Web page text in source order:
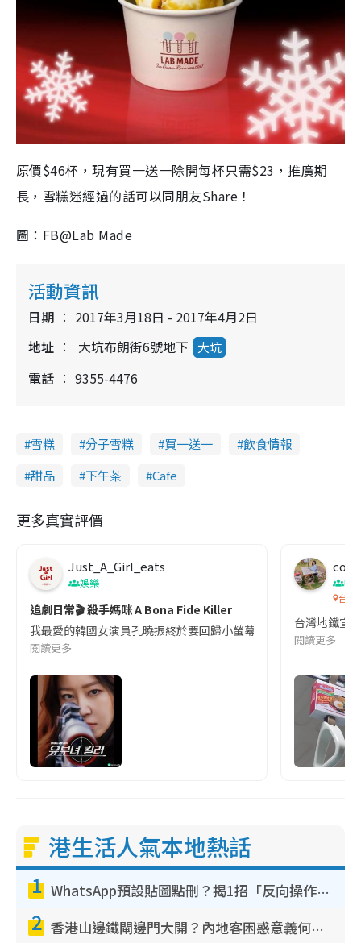
原價$46杯，現有買一送一除開每杯只需$23，推廣期
長，雪糕迷經過的話可以同朋友Share！
圖：FB@Lab Made
活動資訊
日期
2017年3月18日 - 2017年4月2日
地址
大坑布朗街6號地下 大坑
電話 9355-4476
雪糕 分子雪糕 買一送一
飲食情報
甜品
下午茶 Cafe
更多真實評價
Just_A_Girl_eats
娛樂
追劇日常🎬 殺手媽咪 A Bona Fide Killer
我最愛的韓國女演員孔曉振終於要回歸小螢幕啦!這次的劇本改編
閱讀更多
co
吹
台灣
台灣地鐵宣
閱讀更多
港生活人氣本地熱話
1 WhatsApp預設貼圖點刪？揭1招「反向操作」還原簡潔介面 附3步實測教學
2 香港山邊鐵閘邊門大開？內地客困惑意義何在！網民神回覆：呢種叫法理性防禦